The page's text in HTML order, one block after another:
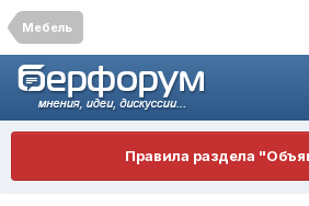
Мебель
Правила раздела